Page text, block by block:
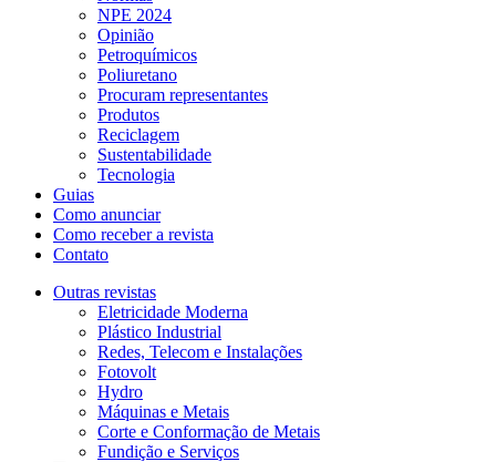
NPE 2024
Opinião
Petroquímicos
Poliuretano
Procuram representantes
Produtos
Reciclagem
Sustentabilidade
Tecnologia
Guias
Como anunciar
Como receber a revista
Contato
Outras revistas
Eletricidade Moderna
Plástico Industrial
Redes, Telecom e Instalações
Fotovolt
Hydro
Máquinas e Metais
Corte e Conformação de Metais
Fundição e Serviços